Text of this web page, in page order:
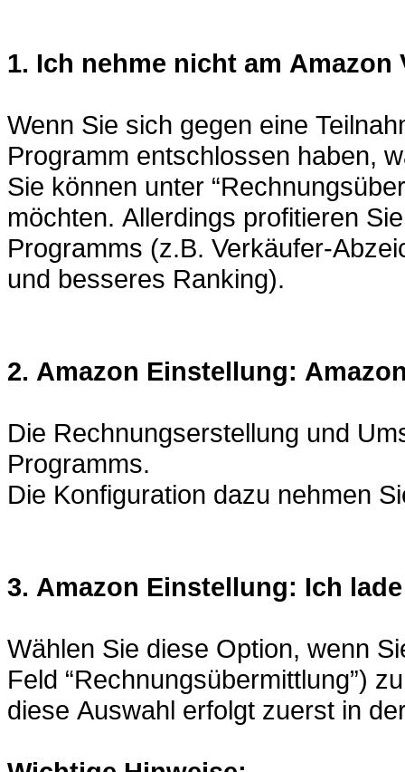
1. Ich nehme nicht am Amazon
Wenn Sie sich gegen eine
Programm entschlossen haben,
Sie können unter
möchten. Allerdings profitieren
Programms (z.B. Verkäufer-
und besseres Ranking).
2. Amazon Einstellung:
Die Rechnungserstellung und
Programms.
Die Konfiguration dazu nehmen
3. Amazon Einstellung: Ich
Wählen Sie diese Option, wenn
Feld “Rechnungsübermittlung”)
diese Auswahl erfolgt zuerst in